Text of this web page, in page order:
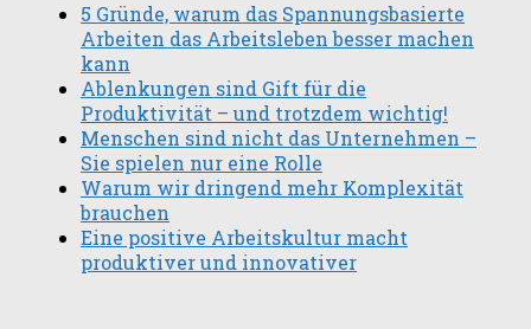
5 Gründe, warum das Spannungsbasierte
Arbeiten das Arbeitsleben besser machen
kann
Ablenkungen sind Gift für die
Produktivität – und trotzdem wichtig!
Menschen sind nicht das Unternehmen –
Sie spielen nur eine Rolle
Warum wir dringend mehr Komplexität
brauchen
Eine positive Arbeitskultur macht
produktiver und innovativer